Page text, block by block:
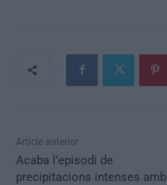
Article anterior
Acaba l’episodi de
precipitacions intenses amb